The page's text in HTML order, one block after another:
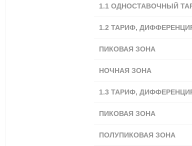
1.1 ОДНОСТАВОЧНЫЙ
1.2 ТАРИФ,
ПИКОВАЯ ЗОНА
НОЧНАЯ ЗОНА
1.3 ТАРИФ,
ПИКОВАЯ ЗОНА
ПОЛУПИКОВАЯ ЗОНА